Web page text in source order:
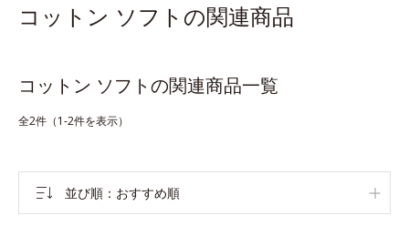
コットン ソフトの関連商品
コットン ソフトの関連商品一覧
全2件（1-2件を表示）
並び順 おすすめ順